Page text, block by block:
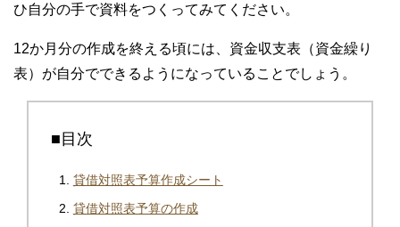
ひ自分の手で資料をつくってみてください。
12か月分の作成を終える頃には、資金収支表（資金繰り
表）が自分でできるようになっていることでしょう。
■目次
貸借対照表予算作成シート
貸借対照表予算の作成